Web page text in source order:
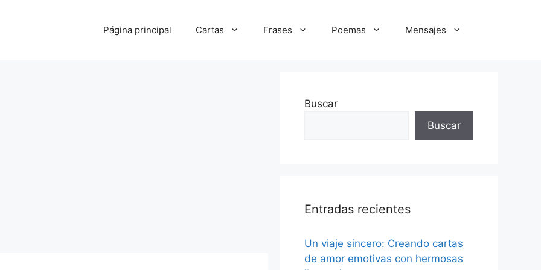
Página principal Cartas Frases Poemas Mensajes
Buscar
Buscar
Entradas recientes
Un viaje sincero: Creando cartas
de amor emotivas con hermosas